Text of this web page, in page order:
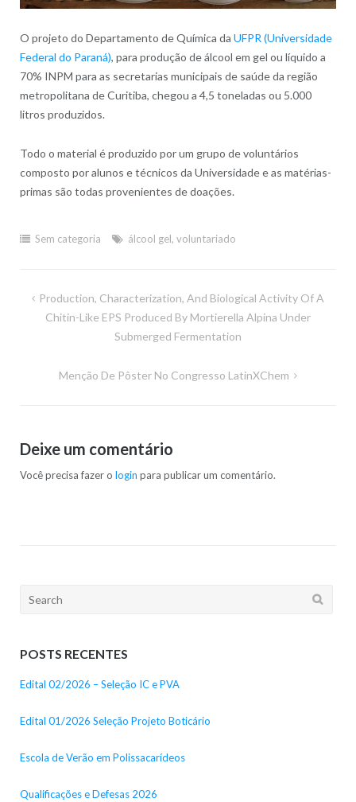
O projeto do Departamento de Química da UFPR (Universidade
Federal do Paraná), para produção de álcool em gel ou líquido a
70% INPM para as secretarias municipais de saúde da região
metropolitana de Curitiba, chegou a 4,5 toneladas ou 5.000
litros produzidos.
Todo o material é produzido por um grupo de voluntários
composto por alunos e técnicos da Universidade e as matérias-
primas são todas provenientes de doações.
Sem categoria álcool gel, voluntariado
Navegação
Production, Characterization, And Biological Activity Of A
Chitin-Like EPS Produced By Mortierella Alpina Under
Submerged Fermentation
Menção De Pôster No Congresso LatinXChem
Deixe um comentário
Você precisa fazer o login para publicar um comentário.
Search
POSTS RECENTES
Edital 02/2026 – Seleção IC e PVA
Edital 01/2026 Seleção Projeto Boticário
Escola de Verão em Polissacarídeos
Qualificações e Defesas 2026